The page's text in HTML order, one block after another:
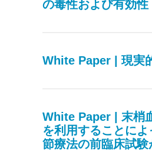
の毒性および有効性
White Paper | 現実
White Paper | 末梢
を利用することに
節療法の前臨床試験